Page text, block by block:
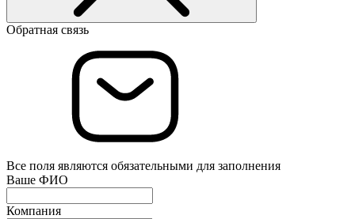
Обратная связь
Все поля являются обязательными для заполнения
Ваше ФИО
Компания